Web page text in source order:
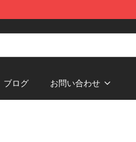
ブログ お問い合わせ